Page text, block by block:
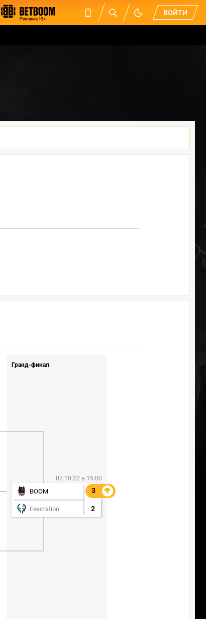
ВОЙТИ
Гранд-финал
07.10.22 в 15:00
BOOM 3
3
Execration 2